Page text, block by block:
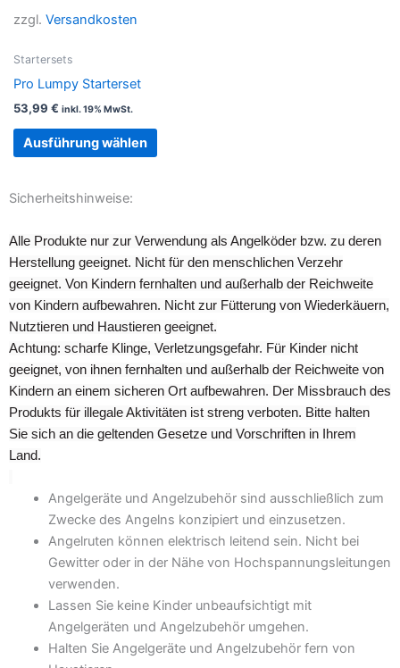
zzgl. Versandkosten
Startersets
Pro Lumpy Starterset
53,99 € inkl. 19% MwSt.
Ausführung wählen auf
der
Sicherheitshinweise:
Alle Produkte nur zur Verwendung als Angelköder bzw. zu deren
Herstellung geeignet. Nicht für den menschlichen Verzehr
geeignet. Von Kindern fernhalten und außerhalb der Reichweite
von Kindern aufbewahren. Nicht zur Fütterung von Wiederkäuern,
Nutztieren und Haustieren geeignet.
Achtung: scharfe Klinge, Verletzungsgefahr. Für Kinder nicht
geeignet, von ihnen fernhalten und außerhalb der Reichweite von
Kindern an einem sicheren Ort aufbewahren. Der Missbrauch des
Produkts für illegale Aktivitäten ist streng verboten. Bitte halten
Sie sich an die geltenden Gesetze und Vorschriften in Ihrem
Land.
Angelgeräte und Angelzubehör sind ausschließlich zum
Zwecke des Angelns konzipiert und einzusetzen.
Angelruten können elektrisch leitend sein. Nicht bei
Gewitter oder in der Nähe von Hochspannungsleitungen
verwenden.
Lassen Sie keine Kinder unbeaufsichtigt mit
Angelgeräten und Angelzubehör umgehen.
Halten Sie Angelgeräte und Angelzubehör fern von